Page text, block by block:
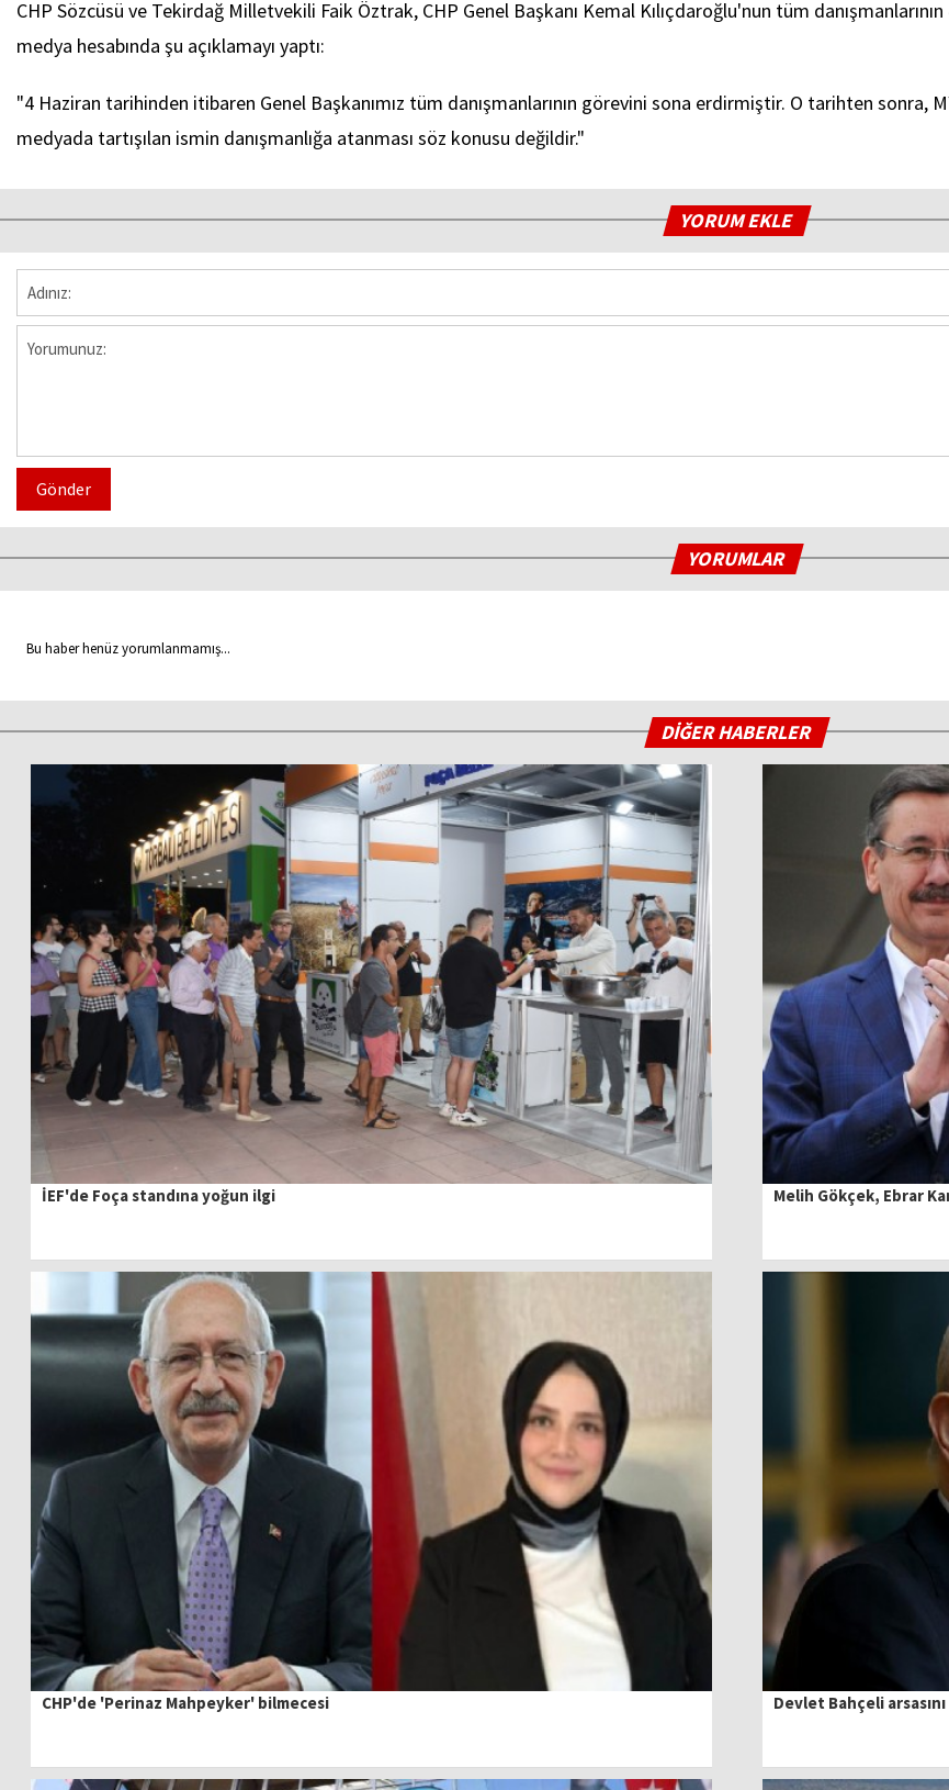
CHP Sözcüsü ve Tekirdağ Milletvekili Faik Öztrak, CHP Genel Başkanı Kemal Kılıçdaroğlu'nun tüm
medya hesabında şu açıklamayı yaptı:
"4 Haziran tarihinden itibaren Genel Başkanımız tüm danışmanlarının görevini sona erdirmiştir. O tarihten sonra,
medyada tartışılan ismin danışmanlığa atanması söz konusu değildir."
YORUM EKLE
Gönder
YORUMLAR
Bu haber henüz yorumlanmamış...
DİĞER HABERLER
İEF'de Foça standına yoğun ilgi Melih Gökçek, Ebrar
CHP'de 'Perinaz Mahpeyker' bilmecesi Devlet Bahçeli